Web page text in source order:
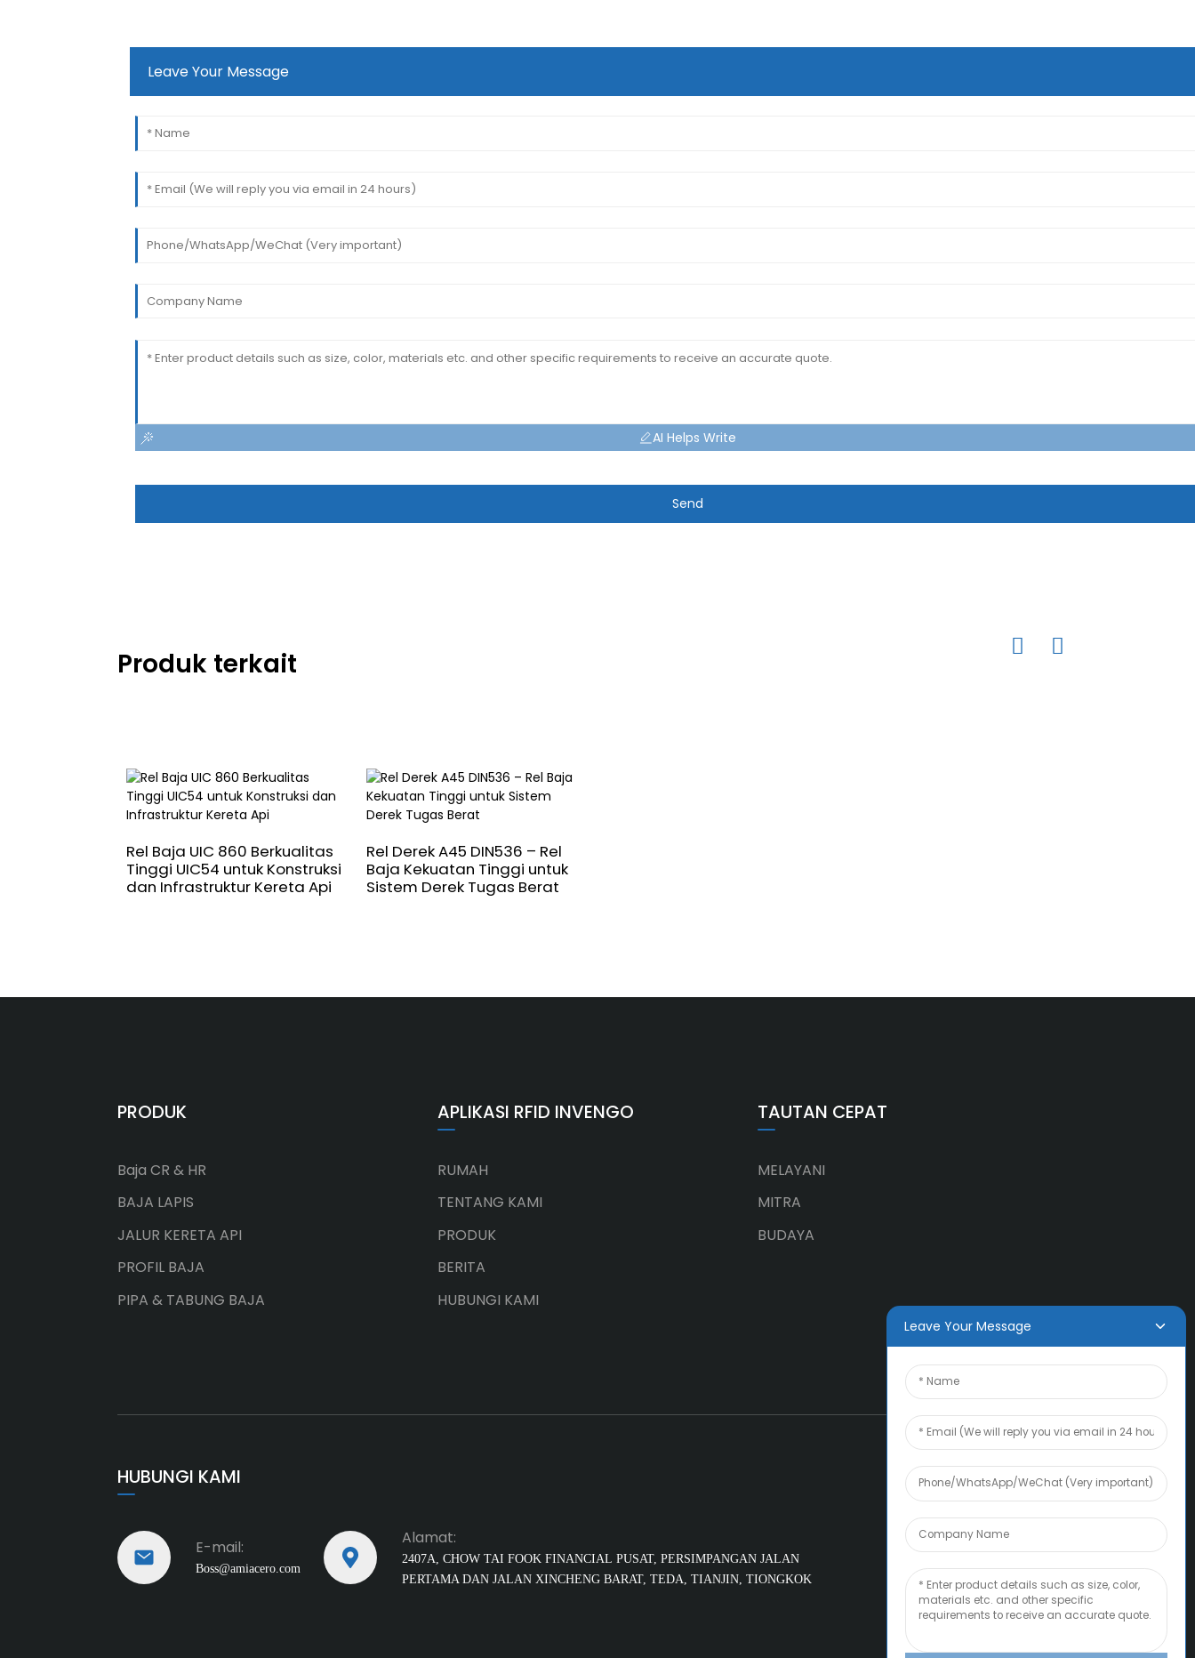
Leave Your Message
AI Helps Write
Send
Produk terkait
Rel Baja UIC 860 Berkualitas
Tinggi UIC54 untuk Konstruksi
dan Infrastruktur Kereta Api
Rel Derek A45 DIN536 – Rel
Baja Kekuatan Tinggi untuk
Sistem Derek Tugas Berat
PRODUK
Baja CR & HR
BAJA LAPIS
JALUR KERETA API
PROFIL BAJA
PIPA & TABUNG BAJA
APLIKASI RFID INVENGO
RUMAH
TENTANG KAMI
PRODUK
BERITA
HUBUNGI KAMI
TAUTAN CEPAT
MELAYANI
MITRA
BUDAYA
HUBUNGI KAMI
E-mail:
Boss@amiacero.com
Alamat:
2407A, CHOW TAI FOOK FINANCIAL PUSAT, PERSIMPANGAN JALAN
PERTAMA DAN JALAN XINCHENG BARAT, TEDA, TIANJIN, TIONGKOK
Leave Your Message